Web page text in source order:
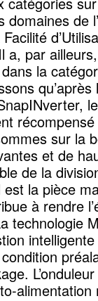
de
a, par
la
sur la
et de
de la
est la pièce
à rendre
technologie
alimentation